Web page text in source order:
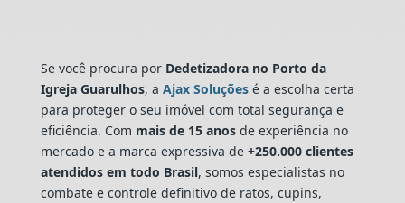
Se você procura por Dedetizadora no Porto da
Igreja Guarulhos, a Ajax Soluçõesé a escolha certa
para proteger o seu imóvel com total segurança e
eficiência. Com mais de 15 anosde experiência no
mercado e a marca expressiva de+250.000 clientes
atendidos em todo Brasil, somos especialistas no
combate e controle definitivo de ratos, cupins,